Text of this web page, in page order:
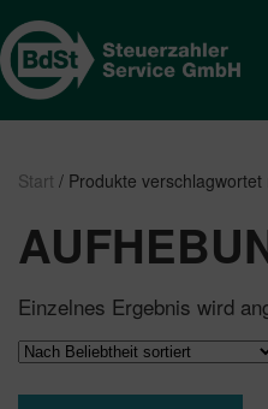
Start / Produkte verschlagwortet
Einzelnes Ergebnis wird